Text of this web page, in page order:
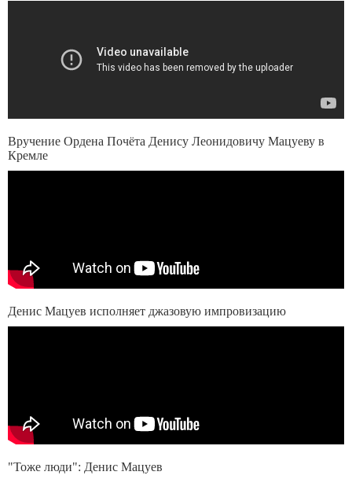
Вручение Ордена Почёта Денису Леонидовичу Мацуеву в
Кремле
Денис Мацуев исполняет джазовую импровизацию
"Тоже люди": Денис Мацуев